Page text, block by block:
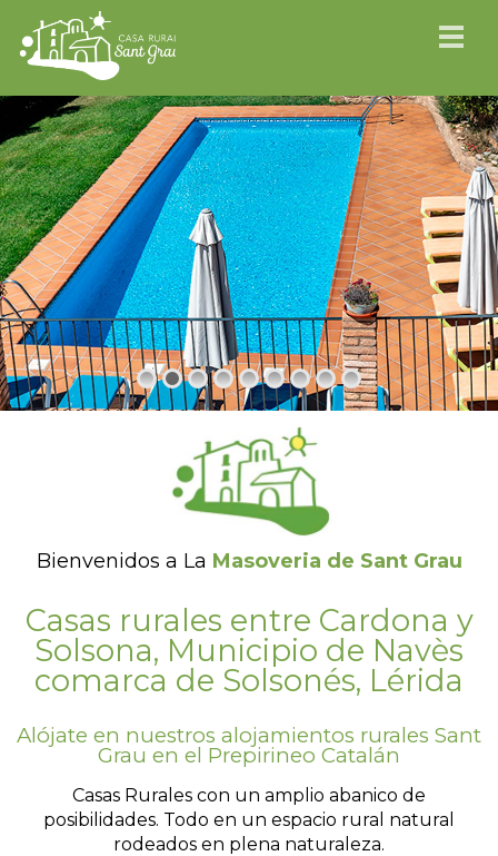
Bienvenidos a La Masoveria de Sant Grau
Casas rurales entre Cardona y
Solsona, Municipio de Navès
comarca de Solsonés, Lérida
Alójate en nuestros alojamientos rurales Sant
Grau en el Prepirineo Catalán
Casas Rurales con un amplio abanico de
posibilidades. Todo en un espacio rural natural
rodeados en plena naturaleza.